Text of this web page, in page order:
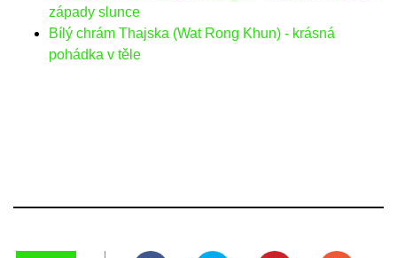
západy slunce
Bílý chrám Thajska (Wat Rong Khun) - krásná
pohádka v těle